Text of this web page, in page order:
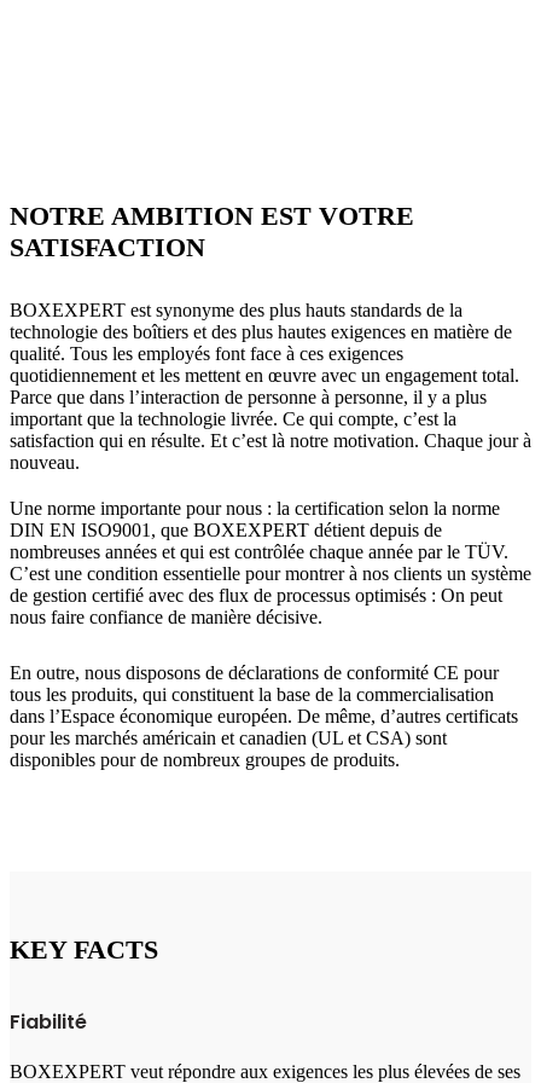
NOTRE AMBITION EST VOTRE
SATISFACTION
BOXEXPERT est synonyme des plus hauts standards de la
technologie des boîtiers et des plus hautes exigences en matière de
qualité. Tous les employés font face à ces exigences
quotidiennement et les mettent en œuvre avec un engagement total.
Parce que dans l’interaction de personne à personne, il y a plus
important que la technologie livrée. Ce qui compte, c’est la
satisfaction qui en résulte. Et c’est là notre motivation. Chaque jour à
nouveau.
Une norme importante pour nous : la certification selon la norme
DIN EN ISO9001, que BOXEXPERT détient depuis de
nombreuses années et qui est contrôlée chaque année par le TÜV.
C’est une condition essentielle pour montrer à nos clients un système
de gestion certifié avec des flux de processus optimisés : On peut
nous faire confiance de manière décisive.
En outre, nous disposons de déclarations de conformité CE pour
tous les produits, qui constituent la base de la commercialisation
dans l’Espace économique européen. De même, d’autres certificats
pour les marchés américain et canadien (UL et CSA) sont
disponibles pour de nombreux groupes de produits.
KEY FACTS
Fiabilité
BOXEXPERT veut répondre aux exigences les plus élevées de ses